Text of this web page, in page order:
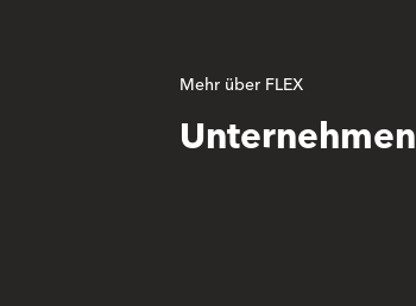
Mehr über FLEX
Unternehmen